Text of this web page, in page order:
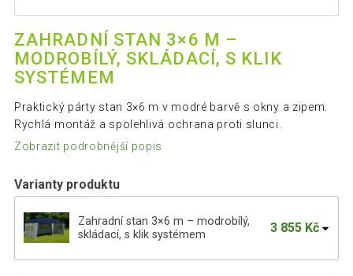
ZAHRADNÍ STAN 3×6 M –
MODROBÍLÝ, SKLÁDACÍ, S KLIK
SYSTÉMEM
Praktický párty stan 3×6 m v modré barvě s okny a zipem.
Rychlá montáž a spolehlivá ochrana proti slunci.
Zobrazit podrobnější popis
Varianty produktu
Zahradní stan 3×6 m – modrobílý,
skládací, s klik systémem
3 855 Kč